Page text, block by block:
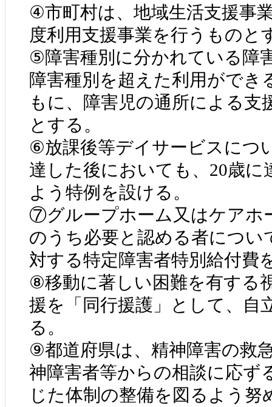
④市町村は、地域生活支援事
度利用支援事業を行うものと
⑤障害種別に分かれている障
障害種別を超えた利用ができ
もに、障害児の通所による支
とする。
⑥放課後等デイサービスにつ
達した後においても、20歳
よう特例を設ける。
⑦グループホーム又はケアホ
のうち必要と認める者につい
対する特定障害者特別給付費
⑧移動に著しい困難を有する
援を「同行援護」として、自
る。
⑨都道府県は、精神障害の救
神障害者等からの相談に応ず
じた体制の整備を図るよう努